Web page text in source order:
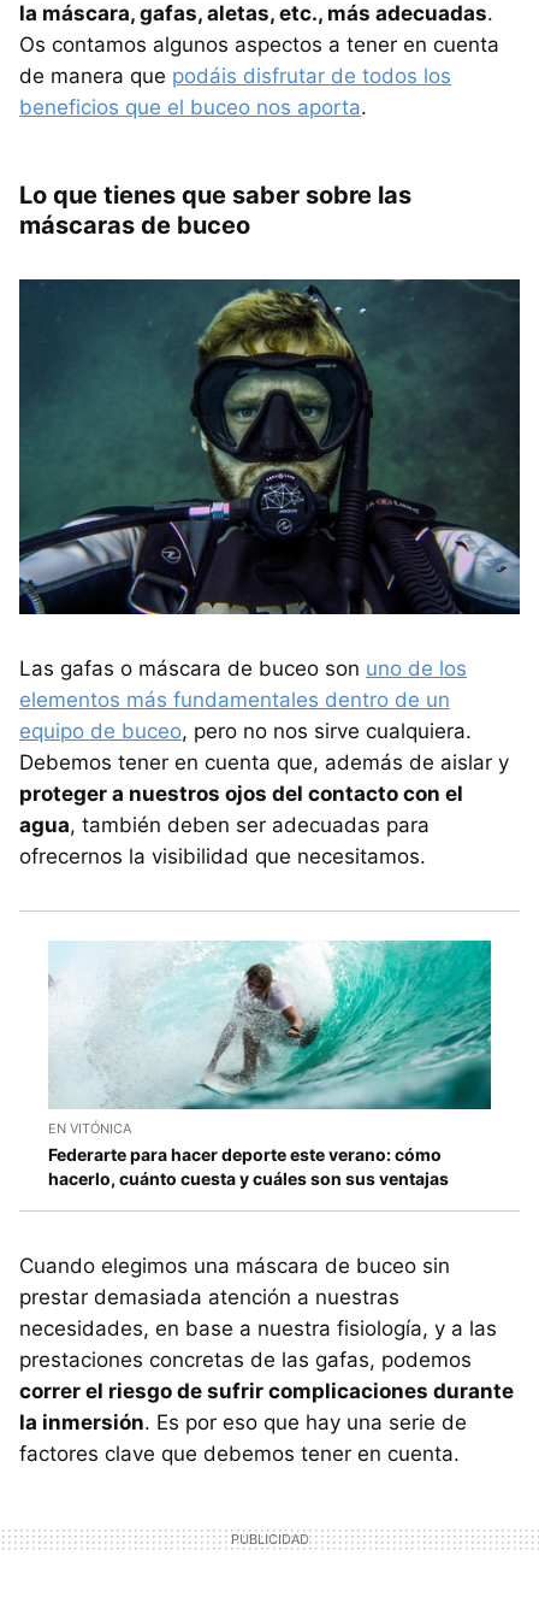
la máscara, gafas, aletas, etc., más adecuadas.
Os contamos algunos aspectos a tener en cuenta
de manera que podáis disfrutar de todos los
beneficios que el buceo nos aporta.
Lo que tienes que saber sobre las
máscaras de buceo
Las gafas o máscara de buceo son uno de los
elementos más fundamentales dentro de un
equipo de buceo, pero no nos sirve cualquiera.
Debemos tener en cuenta que, además de aislar y
proteger a nuestros ojos del contacto con el
agua, también deben ser adecuadas para
ofrecernos la visibilidad que necesitamos.
EN VITÓNICA
Federarte para hacer deporte este verano: cómo
hacerlo, cuánto cuesta y cuáles son sus ventajas
Cuando elegimos una máscara de buceo sin
prestar demasiada atención a nuestras
necesidades, en base a nuestra fisiología, y a las
prestaciones concretas de las gafas, podemos
correr el riesgo de sufrir complicaciones durante
la inmersión. Es por eso que hay una serie de
factores clave que debemos tener en cuenta.